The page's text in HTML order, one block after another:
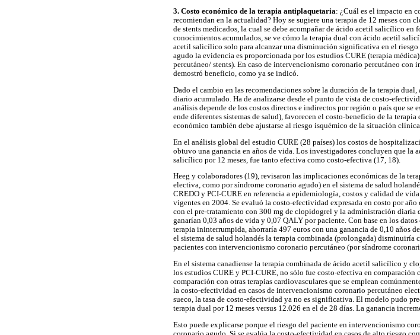
3. Costo económico de la terapia antiplaquetaria: ¿Cuál es el impacto en
recomiendan en la actualidad? Hoy se sugiere una terapia de 12 meses
de stents medicados, la cual se debe acompañar de ácido acetil salicílico
conocimientos acumulados, se ve cómo la terapia dual con ácido acetil
acetil salicílico solo para alcanzar una disminución significativa en el riesgo
agudo la evidencia es proporcionada por los estudios CURE (terapia
percutáneo/ stents). En caso de intervencionismo coronario percutáneo
demostró beneficio, como ya se indicó.
Dado el cambio en las recomendaciones sobre la duración de la terapia
diario acumulado. Ha de analizarse desde el punto de vista de costo-
análisis depende de los costos directos e indirectos por región o país que se
ende diferentes sistemas de salud), favorecen el costo-beneficio de la
económico también debe ajustarse al riesgo isquémico de la situación
En el análisis global del estudio CURE (28 países) los costos de
obtuvo una ganancia en años de vida. Los investigadores concluyen que
salicílico por 12 meses, fue tanto efectiva como costo-efectiva (17, 18).
Heeg y colaboradores (19), revisaron las implicaciones económicas de la
electiva, como por síndrome coronario agudo) en el sistema de salud
CREDO y PCI-CURE en referencia a epidemiología, costos y calidad de
vigentes en 2004. Se evaluó la costo-efectividad expresada en costo por
con el pre-tratamiento con 300 mg de clopidogrel y la administración diaria
ganarían 0,03 años de vida y 0,07 QALY por paciente. Con base en los
terapia ininterrumpida, ahorraría 497 euros con una ganancia de 0,10 años
el sistema de salud holandés la terapia combinada (prolongada) disminuiría
pacientes con intervencionismo coronario percutáneo (por síndrome
En el sistema canadiense la terapia combinada de ácido acetil salicílico y
los estudios CURE y PCI-CURE, no sólo fue costo-efectiva en
comparación con otras terapias cardiovasculares que se emplean
la costo-efectividad en casos de intervencionismo coronario percutáneo
sueco, la tasa de costo-efectividad ya no es significativa. El modelo pudo
terapia dual por 12 meses versus 12.026 en el de 28 días. La ganancia
Esto puede explicarse porque el riesgo del paciente en intervencionismo